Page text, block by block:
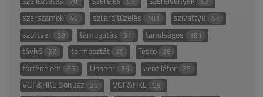
szerszámok 40 szilárd tüzelés 101 szivattyú 57
szoftver 38 támogatás 51 tanulságos 181
távhő 37 termosztát 29 Testo 26
történelem 65 Uponor 25 ventilátor 25
VGF&HKL Bónusz 26 VGF&HKL 59